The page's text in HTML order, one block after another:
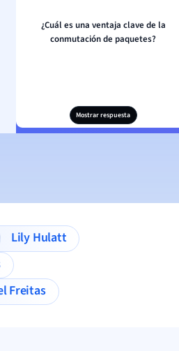
¿Cuál es una ventaja clave de la
conmutación de paquetes?
Mostrar respuesta
Lily Hulatt
Freitas